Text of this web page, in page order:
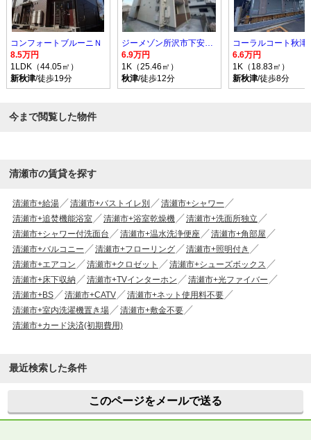
コンフォートブルーニＮ
8.5万円
1LDK（44.05㎡）
新秋津/徒歩19分
ジーメゾン所沢市下安松ネスト
6.9万円
1K（25.46㎡）
秋津/徒歩12分
6.6万円
1K（18.83㎡）
新秋津/徒歩8分
今まで閲覧した物件
清瀬市の賃貸を探す
清瀬市+給湯 清瀬市+バストイレ別
清瀬市+シャワー
清瀬市+追焚機能浴室
清瀬市+浴室乾燥機
清瀬市+洗面所独立
清瀬市+シャワー付洗面台
清瀬市+温水洗浄便座
清瀬市+角部屋
清瀬市+バルコニー
清瀬市+フローリング
清瀬市+照明付き
清瀬市+エアコン
清瀬市+クロゼット
清瀬市+シューズボックス
清瀬市+床下収納
清瀬市+TVインターホン
清瀬市+光ファイバー
清瀬市+BS
清瀬市+CATV
清瀬市+ネット使用料不要
清瀬市+室内洗濯機置き場
清瀬市+敷金不要
清瀬市+カード決済(初期費用)
最近検索した条件
このページをメールで送る